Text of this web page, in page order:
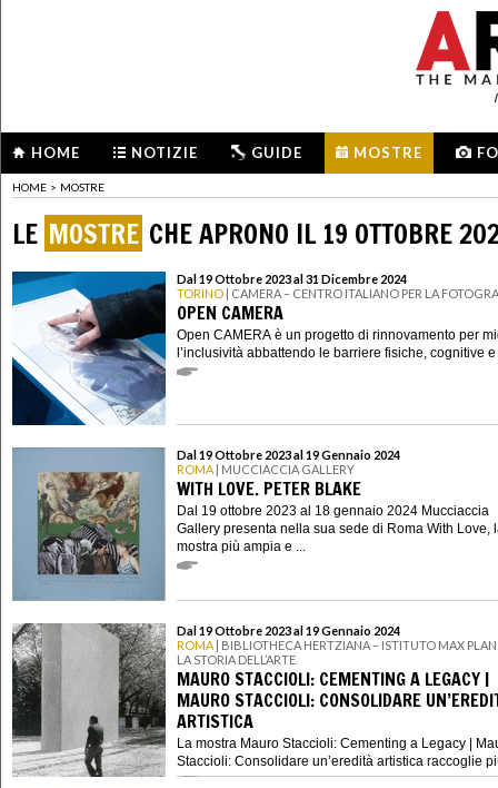
HOME NOTIZIE GUIDE MOSTRE
HOME > MOSTRE
LE MOSTRE CHE APRONO IL 19 OTTOBRE
Dal 19 Ottobre 2023 al 31 Dicembre 2024
TORINO | CAMERA – CENTRO ITALIANO PER LA
OPEN CAMERA
Open CAMERA è un progetto di rinnovamento per
l’inclusività abbattendo le barriere fisiche, cognitive
Dal 19 Ottobre 2023 al 19 Gennaio 2024
ROMA | MUCCIACCIA GALLERY
WITH LOVE. PETER BLAKE
Dal 19 ottobre 2023 al 18 gennaio 2024 Mucciaccia
Gallery presenta nella sua sede di Roma With Love,
mostra più ampia e ...
Dal 19 Ottobre 2023 al 19 Gennaio 2024
ROMA | BIBLIOTHECA HERTZIANA – ISTITUTO MAX
LA STORIA DELL’ARTE
MAURO STACCIOLI: CEMENTING A LEGACY |
MAURO STACCIOLI: CONSOLIDARE
ARTISTICA
La mostra Mauro Staccioli: Cementing a Legacy |
Staccioli: Consolidare un’eredità artistica raccoglie